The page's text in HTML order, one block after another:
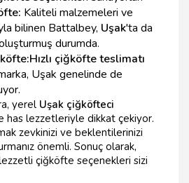
Kaliteli malzemeleri ve
bilinen Battalbey, Uşak'ta da
durumda.
Hızlı çiğköfte teslimatı
Uşak genelinde de
yerel Uşak çiğköfteci
has lezzetleriyle dikkat çekiyor.
zevkinizi ve beklentilerinizi
önemli. Sonuç olarak,
çiğköfte seçenekleri sizi